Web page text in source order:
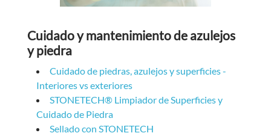
Cuidado y mantenimiento de azulejos
y piedra
Cuidado de piedras, azulejos y superficies -
Interiores vs exteriores
STONETECH® Limpiador de Superficies y
Cuidado de Piedra
Sellado con STONETECH